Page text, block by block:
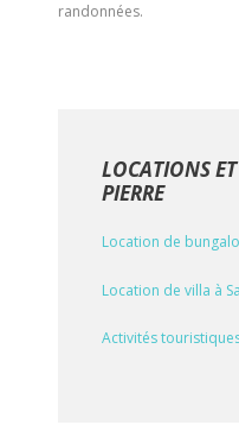
randonnées.
LOCATIONS
PIERRE
Location de
Location de villa à
Activités